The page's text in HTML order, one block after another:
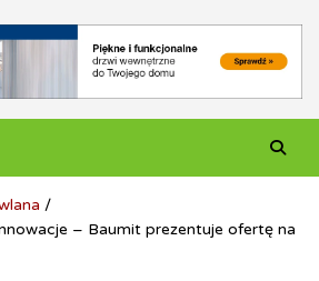
– Baumit prezentuje ofertę na